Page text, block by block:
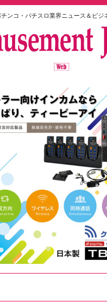
ンコ・パチスロ業界ニュース＆ビジ